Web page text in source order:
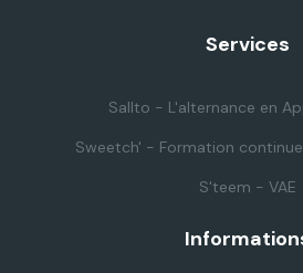
Services
Sallto - L'alternance en
Sweetch' - Formation
S'teem - VAE